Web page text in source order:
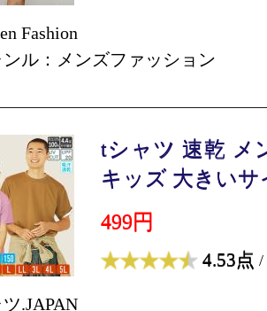
Fashion
ル：メンズファッション
tシャツ 速乾 メ
キッズ 大きいサ
499円
4.53点 /
.JAPAN